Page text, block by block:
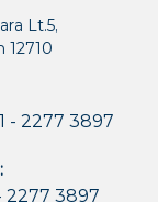
Lt.5,
12710
- 2277 3897
2277 3897